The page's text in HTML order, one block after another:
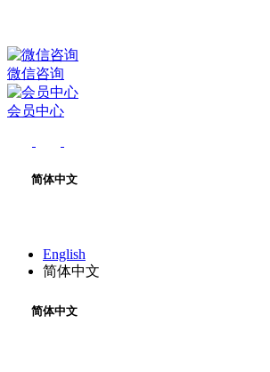
微信咨询
会员中心
简体中文
English
简体中文
简体中文